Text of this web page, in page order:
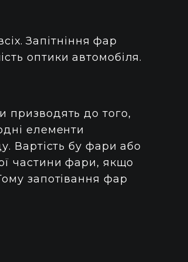
Запітніння фар
оптики автомобіля.
призводять до того,
елементи
Вартість бу фари або
частини фари, якщо
запотівання фар